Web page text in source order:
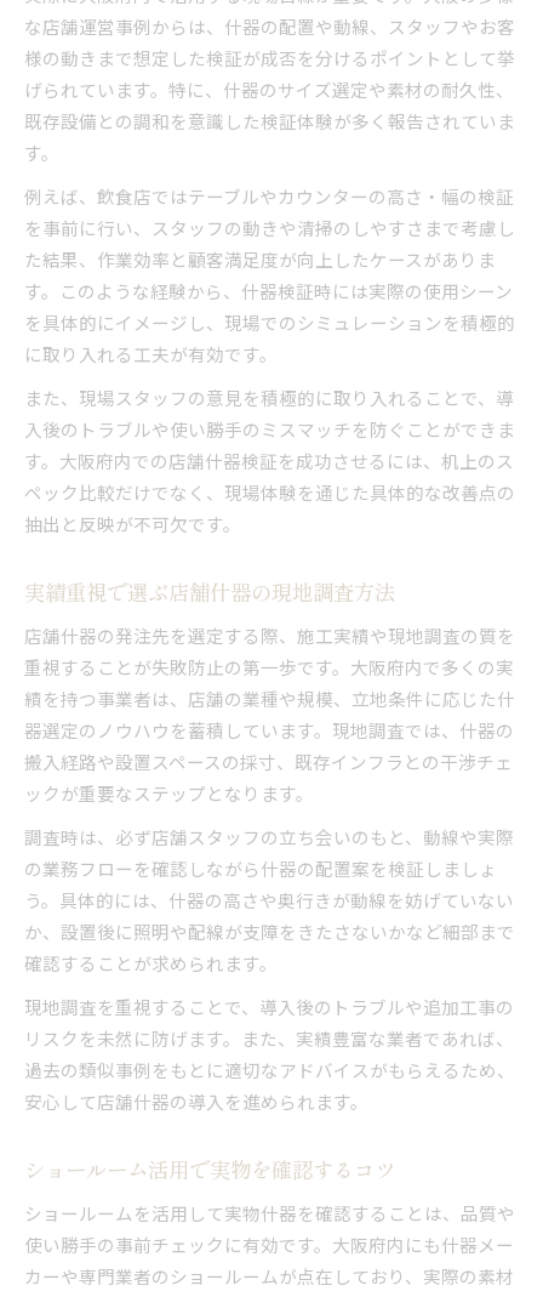
な店舗運営事例からは、什器の配置や動線、スタッフやお客
様の動きまで想定した検証が成否を分けるポイントとして挙
げられています。特に、什器のサイズ選定や素材の耐久性、
既存設備との調和を意識した検証体験が多く報告されていま
す。
例えば、飲食店ではテーブルやカウンターの高さ・幅の検証
を事前に行い、スタッフの動きや清掃のしやすさまで考慮し
た結果、作業効率と顧客満足度が向上したケースがありま
す。このような経験から、什器検証時には実際の使用シーン
を具体的にイメージし、現場でのシミュレーションを積極的
に取り入れる工夫が有効です。
また、現場スタッフの意見を積極的に取り入れることで、導
入後のトラブルや使い勝手のミスマッチを防ぐことができま
す。大阪府内での店舗什器検証を成功させるには、机上のス
ペック比較だけでなく、現場体験を通じた具体的な改善点の
抽出と反映が不可欠です。
実績重視で選ぶ店舗什器の現地調査方法
店舗什器の発注先を選定する際、施工実績や現地調査の質を
重視することが失敗防止の第一歩です。大阪府内で多くの実
績を持つ事業者は、店舗の業種や規模、立地条件に応じた什
器選定のノウハウを蓄積しています。現地調査では、什器の
搬入経路や設置スペースの採寸、既存インフラとの干渉チェ
ックが重要なステップとなります。
調査時は、必ず店舗スタッフの立ち会いのもと、動線や実際
の業務フローを確認しながら什器の配置案を検証しましょ
う。具体的には、什器の高さや奥行きが動線を妨げていない
か、設置後に照明や配線が支障をきたさないかなど細部まで
確認することが求められます。
現地調査を重視することで、導入後のトラブルや追加工事の
リスクを未然に防げます。また、実績豊富な業者であれば、
過去の類似事例をもとに適切なアドバイスがもらえるため、
安心して店舗什器の導入を進められます。
ショールーム活用で実物を確認するコツ
ショールームを活用して実物什器を確認することは、品質や
使い勝手の事前チェックに有効です。大阪府内にも什器メー
カーや専門業者のショールームが点在しており、実際の素材